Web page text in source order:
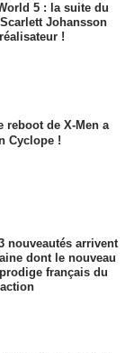
5 : la suite du
Johansson
!
reboot de X-Men a
Cyclope !
nouveautés arrivent
dont le nouveau
français du